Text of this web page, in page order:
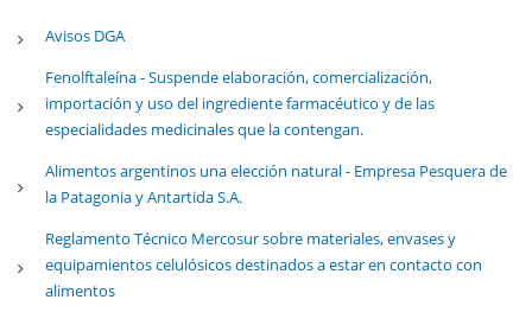
Avisos DGA
Fenolftaleína - Suspende elaboración, comercialización,
importación y uso del ingrediente farmacéutico y de las
especialidades medicinales que la contengan.
Alimentos argentinos una elección natural - Empresa Pesquera de
la Patagonia y Antartida S.A.
Reglamento Técnico Mercosur sobre materiales, envases y
equipamientos celulósicos destinados a estar en contacto con
alimentos